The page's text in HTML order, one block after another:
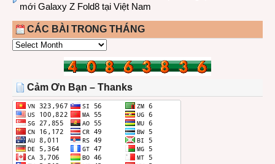
mới Galaxy Z Fold8 tại Việt Nam
CÁC BÀI TRONG THÁNG
CÁC
THÁNG
Cảm Ơn Bạn – Thanks